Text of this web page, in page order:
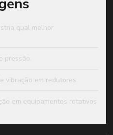
qual melhor
pressão.
vibração em redutores
em equipamentos rotativos